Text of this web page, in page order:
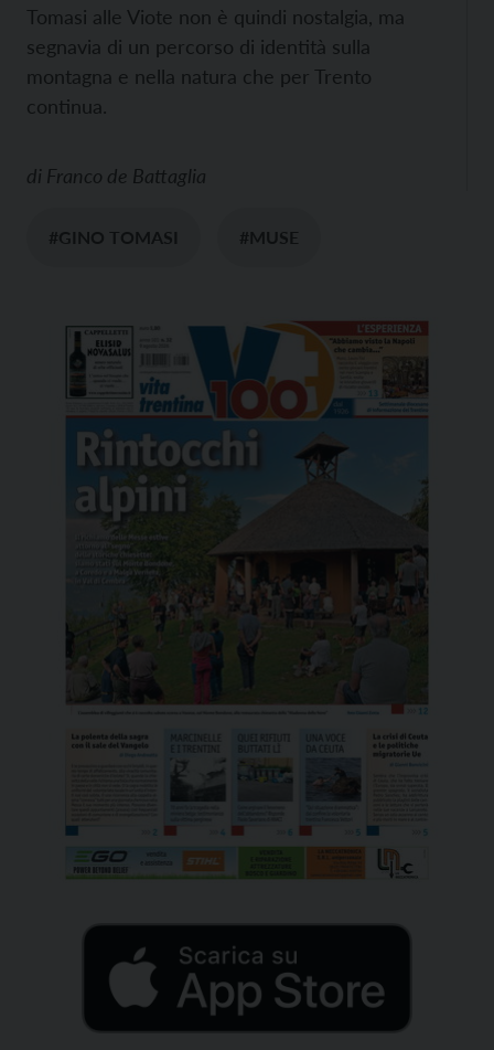
Tomasi alle Viote non è quindi nostalgia, ma
segnavia di un percorso di identità sulla
montagna e nella natura che per Trento
continua.
di Franco de Battaglia
#GINO TOMASI #MUSE